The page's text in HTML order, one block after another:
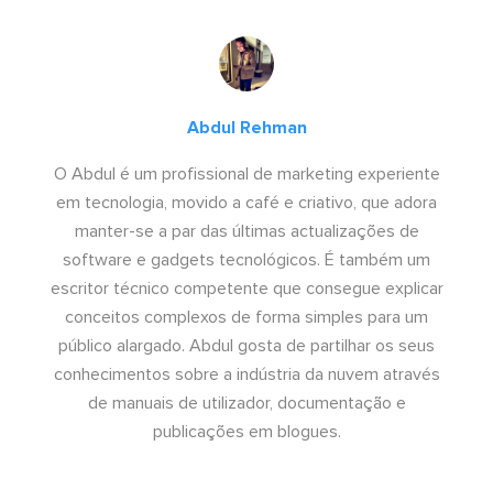
Abdul Rehman
O Abdul é um profissional de marketing experiente
em tecnologia, movido a café e criativo, que adora
manter-se a par das últimas actualizações de
software e gadgets tecnológicos. É também um
escritor técnico competente que consegue explicar
conceitos complexos de forma simples para um
público alargado. Abdul gosta de partilhar os seus
conhecimentos sobre a indústria da nuvem através
de manuais de utilizador, documentação e
publicações em blogues.